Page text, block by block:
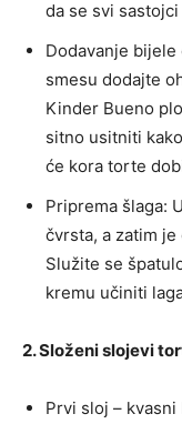
da se svi
Dodavanje
smesu dodajte
Kinder Bueno
sitno usitniti
će kora torte
Priprema šlaga:
čvrsta, a zatim
Služite se
kremu učiniti
2. Složeni slojevi
Prvi sloj –